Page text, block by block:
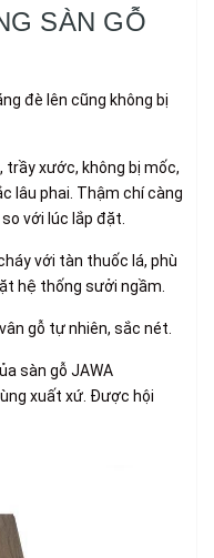
SÀN GỖ
đè lên cũng không bị
trầy xước, không bị mốc,
lâu phai. Thậm chí càng
với lúc lắp đặt.
với tàn thuốc lá, phù
hệ thống sưởi ngầm.
gỗ tự nhiên, sắc nét.
sàn gỗ JAWA
xuất xứ. Được hội